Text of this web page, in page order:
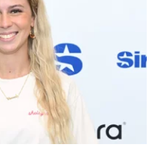
UTAZÁS
DESIGN
ARCOK
TÖRTÉNETEK